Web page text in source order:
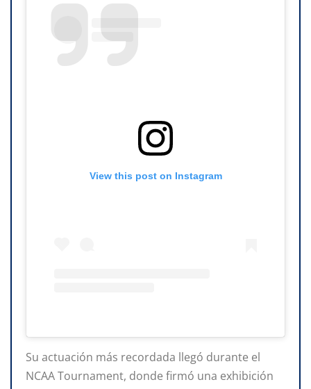
View this post on Instagram
Su actuación más recordada llegó durante el
NCAA Tournament, donde firmó una exhibición